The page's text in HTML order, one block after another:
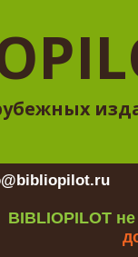
BIBLIOPILOT